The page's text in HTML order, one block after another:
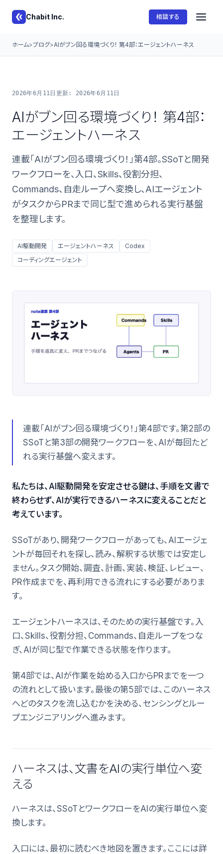
Chabit Inc. 相談する
ホーム ブログ AIがブン回る環境づくり！ 第4部：エージェントハーネス
2026年6月11日 更新: 2026年6月11日
AIがブン回る環境づくり！ 第4部：
エージェントハーネス
連載「AIがブン回る環境づくり！」第4部。SSoTと開発
ワークフローを、入口、Skills、役割分担、
Commands、自走ループへ変換し、AIエージェント
がタスクからPRまで同じ型で進められる実行基盤
を整理します。
AI駆動開発 エージェントハーネス
Codex
コーディングエージェント
連載「AIがブン回る環境づくり！」第4部です。第2部の
SSoTと第3部の開発ワークフローを、AIが毎回たど
れる実行基盤へ変えます。
私たちは、AI駆動開発を安定させる鍵は、手順を文書で
終わらせず、AIが実行できるハーネスに変えることだと
考えています。
SSoTがあり、開発ワークフローがあっても、AIエージェ
ントが毎回それを探し、読み、解釈する状態では安定し
ません。タスク開始、調査、計画、実装、検証、レビュー、
PR作成までを、再利用できる流れにする必要がありま
す。
エージェントハーネスは、そのための実行基盤です。入
口、Skills、役割分担、Commands、自走ループをつな
ぎ、AIが同じ型で作業できる状態を作ります。
第4部では、AIが作業を始める入口からPRまでを一つ
の流れとして扱います。最後の第5部では、このハーネス
へどのタスクを流し込むかを決める、センシングとルー
プエンジニアリングへ進みます。
ハーネスは、文書をAIの実行単位へ変
える
ハーネスは、SSoTとワークフローをAIの実行単位へ変
換します。
入口には、最初に読むべき地図を置きます。ここには詳